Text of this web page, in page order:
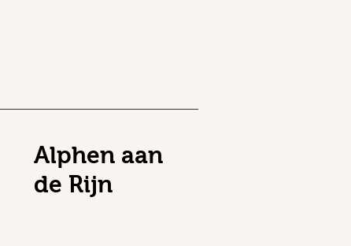
Alphen aan
de Rijn